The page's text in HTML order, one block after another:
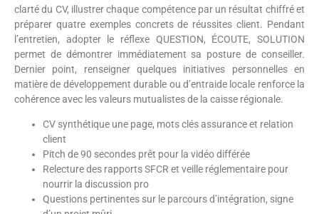
clarté du CV, illustrer chaque compétence par un résultat chiffré et
préparer quatre exemples concrets de réussites client. Pendant
l’entretien, adopter le réflexe QUESTION, ÉCOUTE, SOLUTION
permet de démontrer immédiatement sa posture de conseiller.
Dernier point, renseigner quelques initiatives personnelles en
matière de développement durable ou d’entraide locale renforce la
cohérence avec les valeurs mutualistes de la caisse régionale.
CV synthétique une page, mots clés assurance et relation
client
Pitch de 90 secondes prêt pour la vidéo différée
Relecture des rapports SFCR et veille réglementaire pour
nourrir la discussion pro
Questions pertinentes sur le parcours d’intégration, signe